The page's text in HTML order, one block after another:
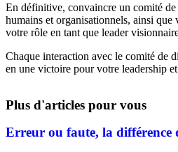
En définitive, convaincre un comité de
humains et organisationnels, ainsi que
votre rôle en tant que leader
Chaque interaction avec le comité de
en une victoire pour votre leadership
Plus d'articles pour vous
Erreur ou faute, la différence